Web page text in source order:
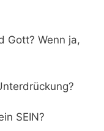
Gott? Wenn ja,
SEIN?